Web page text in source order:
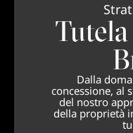
Dalla
concessione, al
del nostro
della proprietà